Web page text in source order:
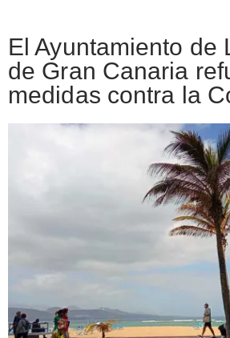
El Ayuntamiento de
de Gran Canaria
medidas contra la